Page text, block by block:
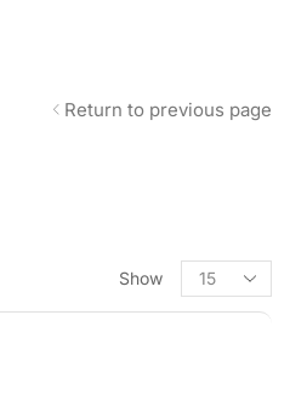
Return to previous page
Show